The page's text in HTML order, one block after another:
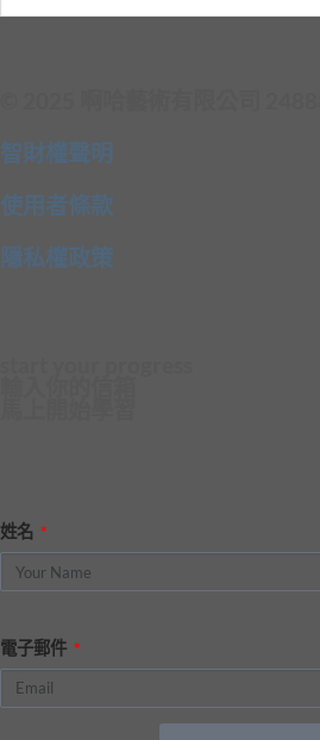
智財權聲明
使用者條款
隱私權政策
姓名
電子郵件